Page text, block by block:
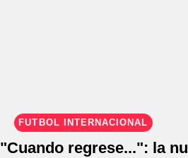
FÚTBOL INTERNACIONAL
"Cuando regrese...": la